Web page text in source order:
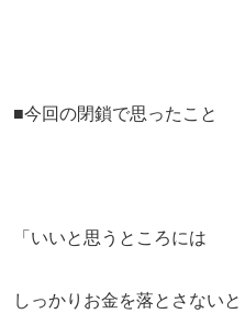
■今回の閉鎖で思ったこと
「いいと思うところには
しっかりお金を落とさないと